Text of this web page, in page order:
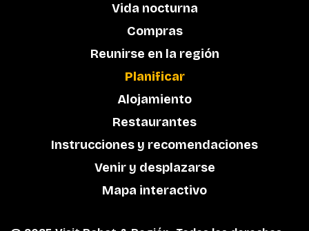
Vida nocturna
Compras
Reunirse en la región
Planificar
Alojamiento
Restaurantes
Instrucciones y recomendaciones
Venir y desplazarse
Mapa interactivo